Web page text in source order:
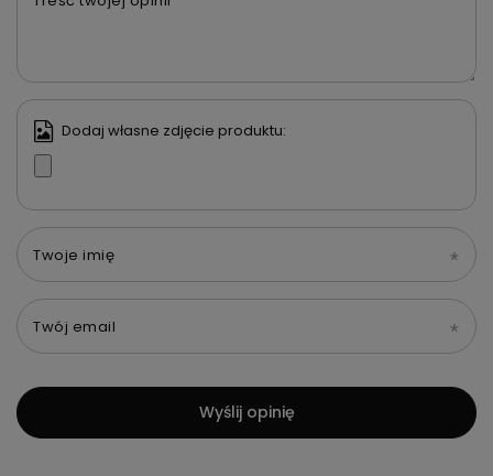
Dodaj własne zdjęcie produktu:
Twoje imię
Twój email
Wyślij opinię